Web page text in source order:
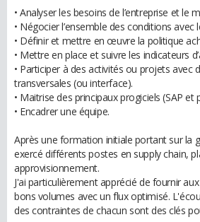
• Analyser les besoins de l’entreprise et le
• Négocier l’ensemble des conditions avec
• Définir et mettre en œuvre la politique
• Mettre en place et suivre les indicateurs
• Participer à des activités ou projets avec
transversales (ou interface).
• Maitrise des principaux progiciels (SAP et
• Encadrer une équipe.
Après une formation initiale portant sur la
exercé différents postes en supply chain,
approvisionnement.
J'ai particulièrement apprécié de fournir
bons volumes avec un flux optimisé.
des contraintes de chacun sont des clés